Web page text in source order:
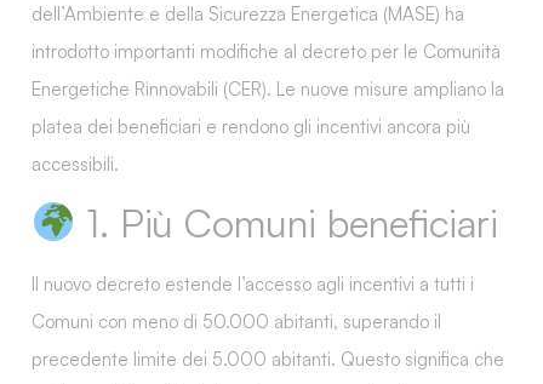
dell’Ambiente e della Sicurezza Energetica (MASE) ha
introdotto importanti modifiche al decreto per le Comunità
Energetiche Rinnovabili (CER). Le nuove misure ampliano la
platea dei beneficiari e rendono gli incentivi ancora più
accessibili.
1. Più Comuni beneficiari
Il nuovo decreto estende l’accesso agli incentivi a tutti i
Comuni con meno di 50.000 abitanti, superando il
precedente limite dei 5.000 abitanti. Questo significa che